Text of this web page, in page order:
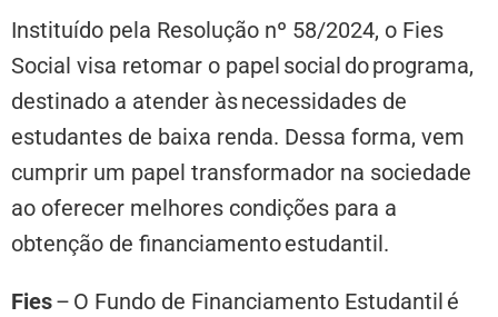
Instituído pela Resolução nº 58/2024, o Fies
Social visa retomar o papel social do programa,
destinado a atender às necessidades de
estudantes de baixa renda. Dessa forma, vem
cumprir um papel transformador na sociedade
ao oferecer melhores condições para a
obtenção de financiamento estudantil.
Fies– O Fundo de Financiamento Estudantil é